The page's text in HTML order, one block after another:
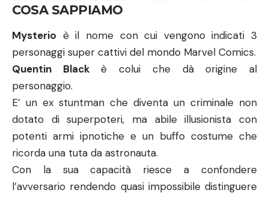
COSA SAPPIAMO
Mysterio è il nome con cui vengono indicati 3
personaggi super cattivi del mondo Marvel Comics.
Quentin Blackè colui che dà origine al
personaggio.
E’ un ex stuntman che diventa un criminale non
dotato di superpoteri, ma abile illusionista con
potenti armi ipnotiche e un buffo costume che
ricorda una tuta da astronauta.
Con la sua capacità riesce a confondere
l’avversario rendendo quasi impossibile distinguere